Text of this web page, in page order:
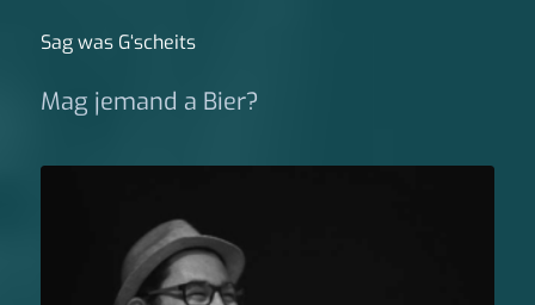
Sag was G‘scheits
Mag jemand a Bier?